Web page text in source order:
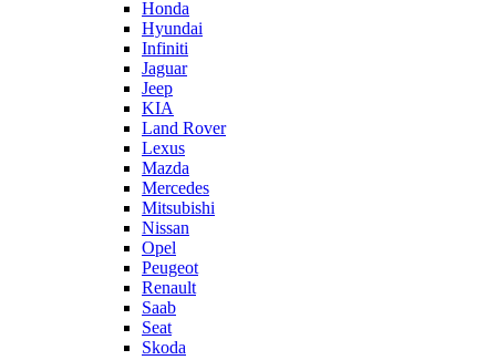
Honda
Hyundai
Infiniti
Jaguar
Jeep
KIA
Land Rover
Lexus
Mazda
Mercedes
Mitsubishi
Nissan
Opel
Peugeot
Renault
Saab
Seat
Skoda